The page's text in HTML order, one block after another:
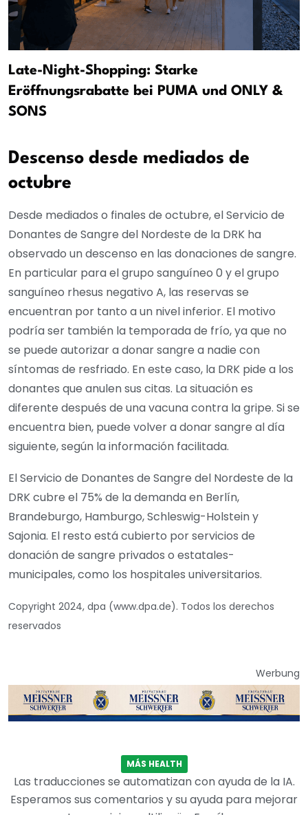
Late-Night-Shopping: Starke
Eröffnungsrabatte bei PUMA und ONLY &
SONS
Descenso desde mediados de
octubre
Desde mediados o finales de octubre, el Servicio de
Donantes de Sangre del Nordeste de la DRK ha
observado un descenso en las donaciones de sangre.
En particular para el grupo sanguíneo 0 y el grupo
sanguíneo rhesus negativo A, las reservas se
encuentran por tanto a un nivel inferior. El motivo
podría ser también la temporada de frío, ya que no
se puede autorizar a donar sangre a nadie con
síntomas de resfriado. En este caso, la DRK pide a los
donantes que anulen sus citas. La situación es
diferente después de una vacuna contra la gripe. Si se
encuentra bien, puede volver a donar sangre al día
siguiente, según la información facilitada.
El Servicio de Donantes de Sangre del Nordeste de la
DRK cubre el 75% de la demanda en Berlín,
Brandeburgo, Hamburgo, Schleswig-Holstein y
Sajonia. El resto está cubierto por servicios de
donación de sangre privados o estatales-
municipales, como los hospitales universitarios.
Copyright 2024, dpa (www.dpa.de). Todos los derechos
reservados
Werbung
MÁS HEALTH
Las traducciones se automatizan con ayuda de la IA.
Esperamos sus comentarios y su ayuda para mejorar